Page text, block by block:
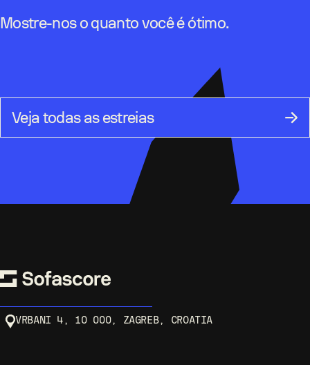
Mostre-nos o quanto você é ótimo.
Veja todas as estreias
VRBANI 4, 10 000, ZAGREB, CROATIA